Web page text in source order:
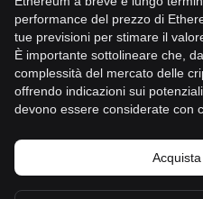
performance del prezzo di
tue previsioni per stimare il
È importante sottolineare che,
complessità del mercato delle
offrendo indicazioni sui
devono essere considerate con